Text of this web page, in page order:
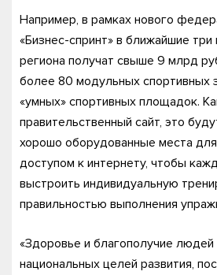
Например, в рамках нового
«Бизнес-спринт» в ближайшие
региона получат свыше 9 млрд
более 80 модульных спортивных
«умных» спортивных площадок.
правительственный сайт, это
хорошо оборудованные места
доступом к интернету, чтобы
выстроить индивидуальную
правильностью выполнения
«Здоровье и благополучие
национальных целей развития,